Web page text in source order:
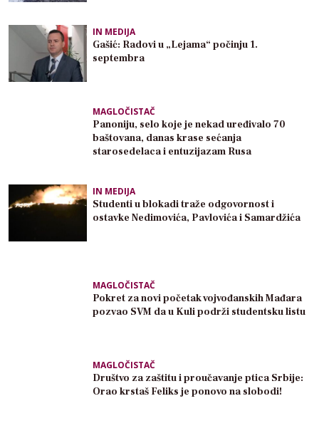
IN MEDIJA
Gašić: Radovi u „Lejama“ počinju 1.
septembra
MAGLOČISTAČ
Panoniju, selo koje je nekad uređivalo 70
baštovana, danas krase sećanja
starosedelaca i entuzijazam Rusa
IN MEDIJA
Studenti u blokadi traže odgovornost i
ostavke Nedimovića, Pavlovića i Samardžića
MAGLOČISTAČ
Pokret za novi početak vojvođanskih Mađara
pozvao SVM da u Kuli podrži studentsku listu
MAGLOČISTAČ
Društvo za zaštitu i proučavanje ptica Srbije:
Orao krstaš Feliks je ponovo na slobodi!